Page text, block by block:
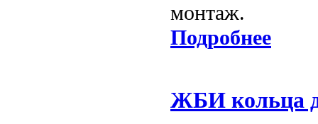
монтаж.
Подробнее
ЖБИ кольца